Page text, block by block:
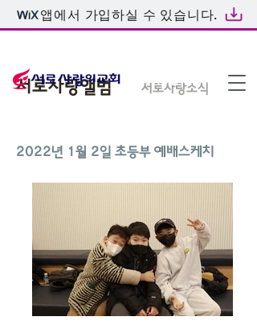
앱에서 가입하실 수 있습니다.
온라인예배
서로사랑앨범 서로사랑소식
2022년 1월 2일 초등부 예배스케치